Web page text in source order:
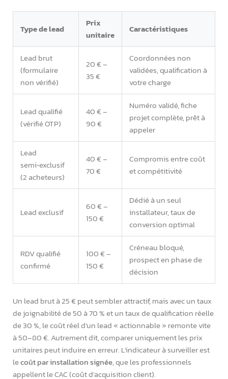
Type de lead
Prix
unitaire
Caractéristiques
Lead brut
(formulaire
non vérifié)
20 € –
35 €
Coordonnées non
validées, qualification à
votre charge
Lead qualifié
(vérifié OTP)
40 € –
90 €
Numéro validé, fiche
projet complète, prêt à
appeler
Lead
semi‑exclusif
(2 acheteurs)
40 € –
70 €
Compromis entre coût
et compétitivité
Lead exclusif
60 € –
150 €
Dédié à un seul
installateur, taux de
conversion optimal
RDV qualifié
confirmé
100 € –
150 €
Créneau bloqué,
prospect en phase de
décision
Un lead brut à 25 € peut sembler attractif, mais avec un taux
de joignabilité de 50 à 70 % et un taux de qualification réelle
de 30 %, le coût réel d’un lead « actionnable » remonte vite
à 50–80 €. Autrement dit, comparer uniquement les prix
unitaires peut induire en erreur. L’indicateur à surveiller est
lecoût par installation signée, que les professionnels
appellent le CAC (coût d’acquisition client).